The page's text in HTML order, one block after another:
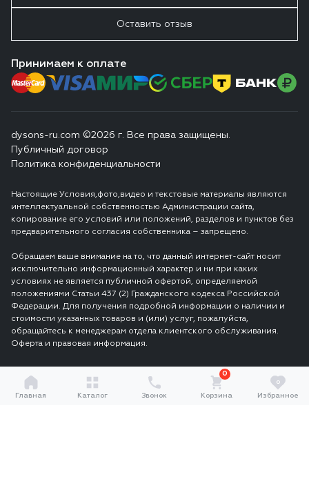
Оставить отзыв
Принимаем к оплате
dysons-ru.com ©2026 г. Все права защищены.
Публичный договор
Политика конфиденциальности
Настоящие Условия,фото,видео и текстовые материалы являются
интеллектуальной собственностью Администрации сайта,
копирование его условий или положений, разделов и пунктов без
предварительного согласия собственника – запрещено.
Обращаем ваше внимание на то, что данный интернет-сайт носит
исключительно информационный характер и ни при каких
условиях не является публичной офертой, определяемой
положениями Статьи 437 (2) Гражданского кодекса Российской
Федерации. Для получения подробной информации о наличии и
стоимости указанных товаров и (или) услуг, пожалуйста,
обращайтесь к менеджерам отдела клиентского обслуживания.
Оферта и правовая информация.
Главная Каталог Звонок
0
Корзина
0
Избранное